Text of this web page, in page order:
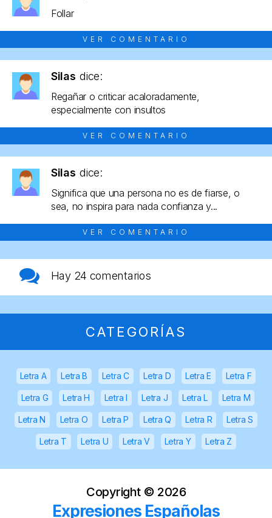
Follar
VER COMENTARIO
Silas dice:
Regañar o criticar acaloradamente,
especialmente con insultos
VER COMENTARIO
Silas dice:
Significa que una persona no es de fiarse, o
sea, no inspira para nada confianza y...
VER COMENTARIO
Hay 24 comentarios
CATEGORÍAS
Letra A Letra B Letra C Letra D Letra E Letra F
Letra G Letra H Letra I Letra J Letra L Letra M
Letra N Letra O Letra P Letra Q Letra R Letra S
Letra T Letra U Letra V Letra Y Letra Z
Copyright © 2026
Expresiones Españolas